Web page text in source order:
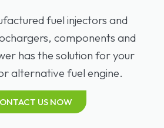
fuel injectors and
components and
has the solution for your
alternative fuel engine.
US NOW